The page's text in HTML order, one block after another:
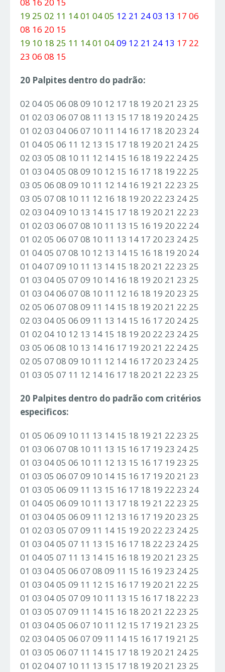
19 25 02 11 14 01 04 05 12 21 24 03 13 17 06
08 16 20 15
19 10 18 25 11 14 01 0409 12 21 24 13 17 22
23 06 08 15
20 Palpites dentro do padrão:
02 04 05 06 08 09 10 12 17 18 19 20 21 23 25
01 02 03 06 07 08 11 13 15 17 18 19 20 24 25
01 02 03 04 06 07 10 11 14 16 17 18 20 23 24
01 04 05 06 11 12 13 15 17 18 19 20 21 24 25
02 03 05 08 10 11 12 14 15 16 18 19 22 24 25
01 03 04 05 08 09 10 12 15 16 17 18 19 22 25
03 05 06 08 09 10 11 12 14 16 19 21 22 23 25
03 05 07 08 10 11 12 16 18 19 20 22 23 24 25
02 03 04 09 10 13 14 15 17 18 19 20 21 22 23
01 02 03 06 07 08 10 11 13 15 16 19 20 22 24
01 02 05 06 07 08 10 11 13 14 17 20 23 24 25
01 04 05 07 08 10 12 13 14 15 16 18 19 20 24
01 04 07 09 10 11 13 14 15 18 20 21 22 23 25
01 03 04 05 07 09 10 14 16 18 19 20 21 23 25
01 03 04 06 07 08 10 11 12 16 18 19 20 23 25
02 05 06 07 08 09 11 14 15 18 19 20 21 22 25
02 03 04 05 06 09 11 13 14 15 16 17 20 24 25
01 02 04 10 12 13 14 15 18 19 20 22 23 24 25
03 05 06 08 10 13 14 16 17 19 20 21 22 24 25
02 05 07 08 09 10 11 12 14 16 17 20 23 24 25
01 03 05 07 11 12 14 16 17 18 20 21 22 23 25
20 Palpites dentro do padrão com critérios
especificos:
01 05 06 09 10 11 13 14 15 18 19 21 22 23 25
01 03 06 07 08 10 11 13 15 16 17 19 23 24 25
01 03 04 05 06 10 11 12 13 15 16 17 19 23 25
01 03 05 06 07 09 10 14 15 16 17 19 20 21 23
01 03 05 06 09 11 13 15 16 17 18 19 22 23 24
01 04 05 06 09 10 11 13 17 18 19 21 22 23 25
01 03 04 05 06 09 11 12 13 16 17 19 20 23 25
01 02 03 05 07 09 11 14 15 19 20 22 23 24 25
01 03 04 05 07 11 13 15 16 17 18 22 23 24 25
01 04 05 07 11 13 14 15 16 18 19 20 21 23 25
01 03 04 05 06 07 08 09 11 15 16 19 23 24 25
01 03 04 05 09 11 12 15 16 17 19 20 21 22 25
01 03 04 05 07 09 10 11 13 15 16 17 18 22 23
01 03 05 07 09 11 14 15 16 18 20 21 22 23 25
01 03 04 05 06 07 10 11 12 15 17 19 21 23 25
02 03 04 05 06 07 09 11 14 15 16 17 19 21 25
01 03 05 06 07 11 14 15 17 18 19 20 21 24 25
01 02 04 07 10 11 13 15 17 18 19 20 21 23 25